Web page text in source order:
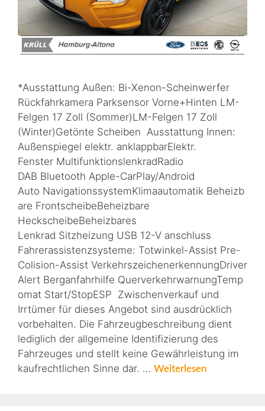
*Ausstattung Außen: Bi-Xenon-Scheinwerfer
Rückfahrkamera Parksensor Vorne+Hinten LM-
Felgen 17 Zoll (Sommer)LM-Felgen 17 Zoll
(Winter)Getönte Scheiben Ausstattung Innen:
Außenspiegel elektr. anklappbarElektr.
Fenster MultifunktionslenkradRadio
DAB Bluetooth Apple-CarPlay/Android
Auto NavigationssystemKlimaautomatik Beheizb
are FrontscheibeBeheizbare
HeckscheibeBeheizbares
Lenkrad Sitzheizung USB 12-V anschluss
Fahrerassistenzsysteme: Totwinkel-Assist Pre-
Colision-Assist VerkehrszeichenerkennungDriver
Alert Berganfahrhilfe QuerverkehrwarnungTemp
omat Start/StopESP Zwischenverkauf und
Irrtümer für dieses Angebot sind ausdrücklich
vorbehalten. Die Fahrzeugbeschreibung dient
lediglich der allgemeine Identifizierung des
Fahrzeuges und stellt keine Gewährleistung im
kaufrechtlichen Sinne dar. … Weiterlesen